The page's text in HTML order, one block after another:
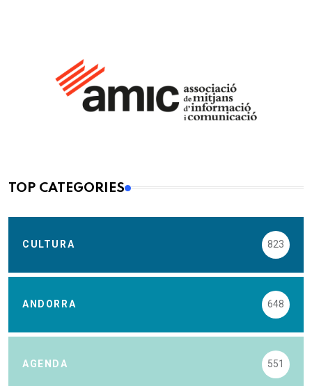
TOP CATEGORIES
CULTURA 823
ANDORRA 648
AGENDA 551